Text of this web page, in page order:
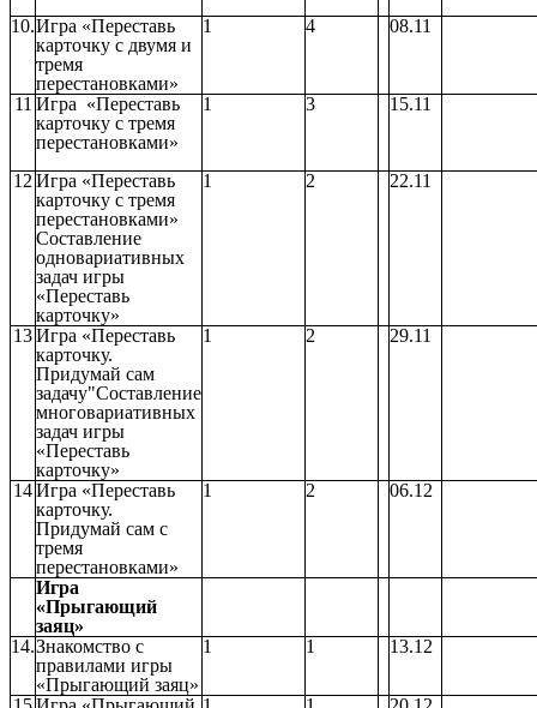
10.Игра «Переставь
карточку с двумя и
тремя
перестановками»
1 4 08.11
11 Игра «Переставь
карточку с тремя
перестановками»
1 3 15.11
12 Игра «Переставь
карточку с тремя
перестановками»
Составление
одновариативных
задач игры
«Переставь
карточку»
1 2 22.11
13Игра «Переставь
карточку.
Придумай сам
задачу"Составление
многовариативных
задач игры
«Переставь
карточку»
1 2 29.11
14Игра «Переставь
карточку.
Придумай сам с
тремя
перестановками»
1 2 06.12
Игра
«Прыгающий
заяц»
14.Знакомство с
правилами игры
«Прыгающий заяц»
1 1 13.12